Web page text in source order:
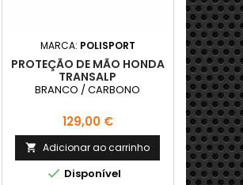
MARCA: POLISPORT
PROTEÇÃO DE MÃO HONDA
TRANSALP
BRANCO / CARBONO
Preço
129,00 €
 Adicionar ao carrinho
 Disponível